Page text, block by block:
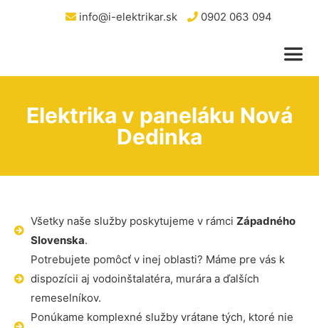
info@i-elektrikar.sk 0902 063 094
Elektrika v paneláku Nová
Dedinka
Všetky naše služby poskytujeme v rámci Západného
Slovenska.
Potrebujete pomôcť v inej oblasti? Máme pre vás k
dispozícii aj vodoinštalatéra, murára a ďalších
remeselníkov.
Ponúkame komplexné služby vrátane tých, ktoré nie